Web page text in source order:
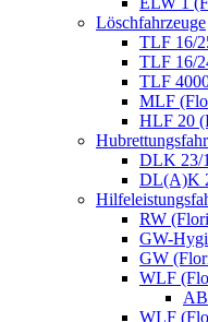
Löschfahrzeuge
TLF 16/
TLF 16/
TLF
MLF
HLF 20
DLK 23/
DL(A)K
RW
GW-
GW
WLF
WLF